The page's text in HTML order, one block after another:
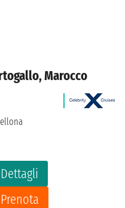
Marocco
Dettagli
Prenota